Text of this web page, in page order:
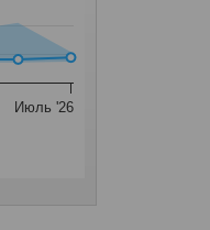
Июль '26